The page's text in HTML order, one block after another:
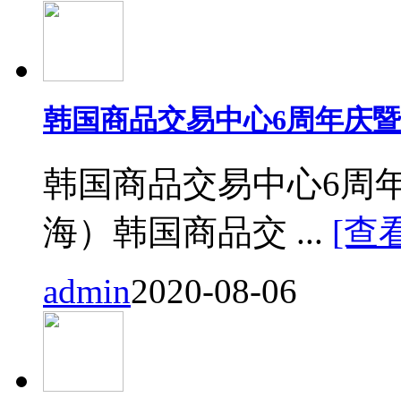
韩国商品交易中心6周年庆
韩国商品交易中心6周
海）韩国商品交 ... [查
admin2020-08-06